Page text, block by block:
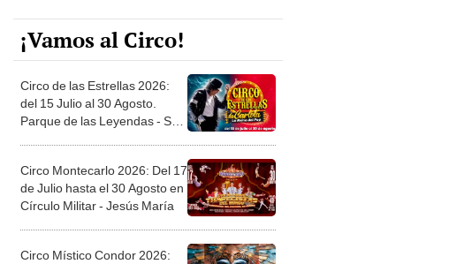
¡Vamos al Circo!
Circo de las Estrellas 2026:
del 15 Julio al 30 Agosto.
Parque de las Leyendas - San
Circo Montecarlo 2026: Del 17
de Julio hasta el 30 Agosto en
Círculo Militar - Jesús María
Circo Místico Condor 2026: